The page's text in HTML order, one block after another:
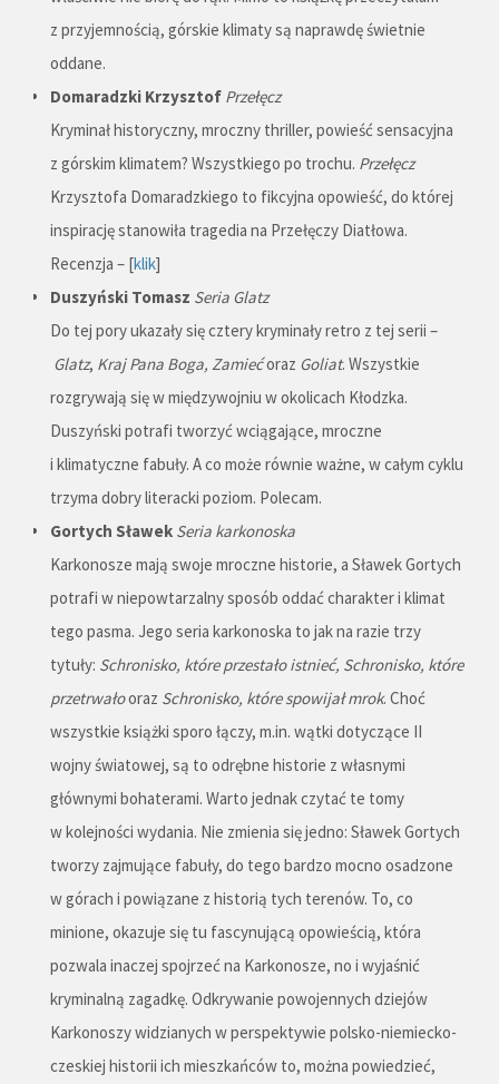
z przyjemnością, górskie klimaty są naprawdę świetnie
oddane.
Domaradzki Krzysztof Przełęcz
Kryminał historyczny, mroczny thriller, powieść sensacyjna
z górskim klimatem? Wszystkiego po trochu. Przełęcz
Krzysztofa Domaradzkiego to fikcyjna opowieść, do której
inspirację stanowiła tragedia na Przełęczy Diatłowa.
Recenzja – [klik]
Duszyński Tomasz Seria Glatz
Do tej pory ukazały się cztery kryminały retro z tej serii –
Glatz, Kraj Pana Boga, Zamiećoraz Goliat. Wszystkie
rozgrywają się w międzywojniu w okolicach Kłodzka.
Duszyński potrafi tworzyć wciągające, mroczne
i klimatyczne fabuły. A co może równie ważne, w całym cyklu
trzyma dobry literacki poziom. Polecam.
Gortych Sławek Seria karkonoska
Karkonosze mają swoje mroczne historie, a Sławek Gortych
potrafi w niepowtarzalny sposób oddać charakter i klimat
tego pasma. Jego seria karkonoska to jak na razie trzy
tytuły: Schronisko, które przestało istnieć, Schronisko, które
przetrwałooraz Schronisko, które spowijał mrok. Choć
wszystkie książki sporo łączy, m.in. wątki dotyczące II
wojny światowej, są to odrębne historie z własnymi
głównymi bohaterami. Warto jednak czytać te tomy
w kolejności wydania. Nie zmienia się jedno: Sławek Gortych
tworzy zajmujące fabuły, do tego bardzo mocno osadzone
w górach i powiązane z historią tych terenów. To, co
minione, okazuje się tu fascynującą opowieścią, która
pozwala inaczej spojrzeć na Karkonosze, no i wyjaśnić
kryminalną zagadkę. Odkrywanie powojennych dziejów
Karkonoszy widzianych w perspektywie polsko-niemiecko-
czeskiej historii ich mieszkańców to, można powiedzieć,